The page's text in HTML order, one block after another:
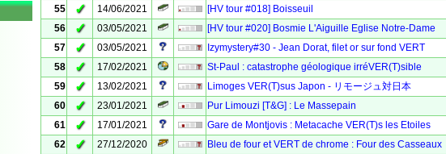
55
✓ 14/06/2021
[HV tour #018] Boisseuil
56
✓ 03/05/2021
[HV tour #020] Bosmie L'Aiguille Eglise Notre-Dame
57
✓ 03/05/2021
Izymystery#30 - Jean Dorat, filet or sur fond VERT
58
✓ 17/02/2021
St-Paul : catastrophe géologique irréVER(T)sible
59
✓ 13/02/2021
Limoges VER(T)sus Japon - リモージュ対日本
60
✓ 23/01/2021
Pur Limouzi [T&G] : Le Massepain
61
✓ 17/01/2021
Gare de Montjovis : Metacache VER(T)s les Etoiles
62
✓ 27/12/2020
Bleu de four et VERT de chrome : Four des Casseaux